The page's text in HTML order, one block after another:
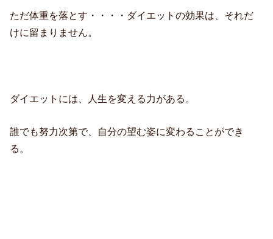
ただ体重を落とす・・・・ダイエットの効果は、それだ
けに留まりません。
ダイエットには、人生を変える力がある。
誰でも努力次第で、自分の望む姿に変わることができ
る。